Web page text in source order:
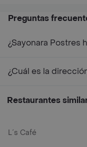
Preguntas
¿Sayonara Postres
¿Cuál es la
Restaurantes
L´s Café